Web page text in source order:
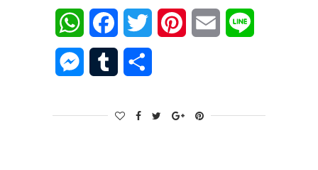
WhatsAppFacebookTwitter PinterestEmail
Messenger
Tumblr